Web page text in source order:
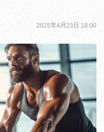
2025年4月23日 18:00